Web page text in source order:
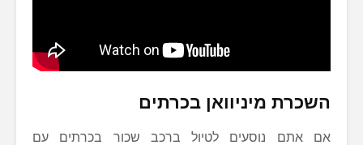
השכרת מיניוואן בכרתים
אם אתם נוסעים לטיול ברכב שכור בכרתים עם